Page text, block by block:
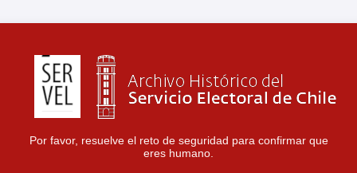
Por favor, resuelve el reto de seguridad para confirmar que
eres humano.